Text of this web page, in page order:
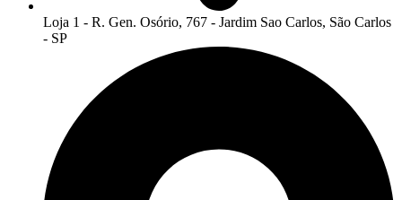
Loja 1 - R. Gen. Osório, 767 - Jardim Sao Carlos, São Carlos
- SP